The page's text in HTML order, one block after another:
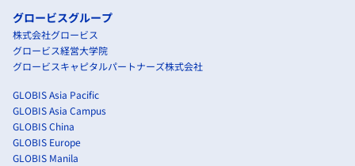
グロービスグループ
株式会社グロービス
グロービス経営大学院
グロービスキャピタルパートナーズ株式会社
GLOBIS Asia Pacific
GLOBIS Asia Campus
GLOBIS China
GLOBIS Europe
GLOBIS Manila